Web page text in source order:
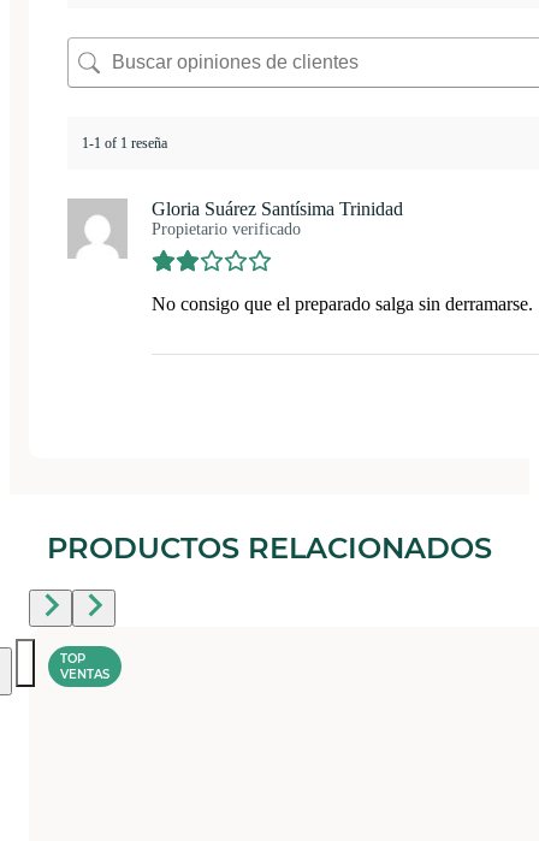
1-1 of 1 reseña
Gloria Suárez Santísima Trinidad
Propietario verificado
No consigo que el preparado salga sin derramarse.
PRODUCTOS RELACIONADOS
TOP
VENTAS